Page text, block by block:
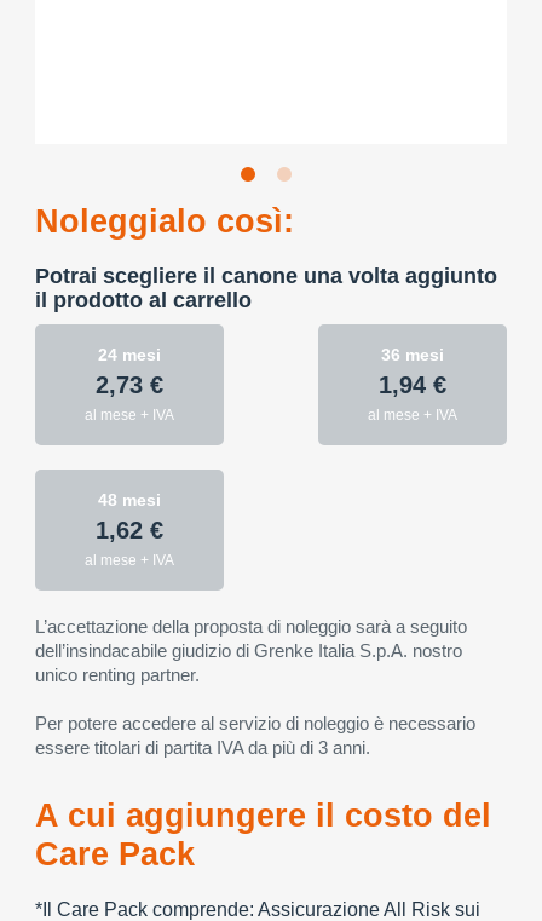
Noleggialo così:
Potrai scegliere il canone una volta aggiunto
il prodotto al carrello
24 mesi
2,73 €
al mese + IVA
36 mesi
1,94 €
al mese + IVA
48 mesi
1,62 €
al mese + IVA
L’accettazione della proposta di noleggio sarà a seguito
dell’insindacabile giudizio di Grenke Italia S.p.A. nostro
unico renting partner.
Per potere accedere al servizio di noleggio è necessario
essere titolari di partita IVA da più di 3 anni.
A cui aggiungere il costo del
Care Pack
*Il Care Pack comprende: Assicurazione All Risk sui